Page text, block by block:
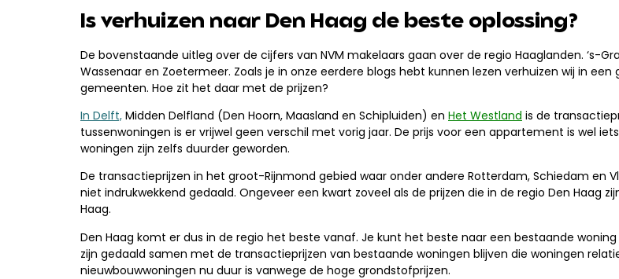
Is verhuizen naar Den Haag de beste oplossing?
De bovenstaande uitleg over de cijfers van NVM makelaars gaan over de regio Haaglanden. ‘s-
Wassenaar en Zoetermeer. Zoals je in onze eerdere blogs hebt kunnen lezen verhuizen wij in
gemeenten. Hoe zit het daar met de prijzen?
In Delft, Midden Delfland (Den Hoorn, Maasland en Schipluiden) en Het Westland is de
tussenwoningen is er vrijwel geen verschil met vorig jaar. De prijs voor een appartement is wel
woningen zijn zelfs duurder geworden.
De transactieprijzen in het groot-Rijnmond gebied waar onder andere Rotterdam, Schiedam en
niet indrukwekkend gedaald. Ongeveer een kwart zoveel als de prijzen die in de regio Den Haag
Haag.
Den Haag komt er dus in de regio het beste vanaf. Je kunt het beste naar een bestaande
zijn gedaald samen met de transactieprijzen van bestaande woningen blijven die woningen
nieuwbouwwoningen nu duur is vanwege de hoge grondstofprijzen.